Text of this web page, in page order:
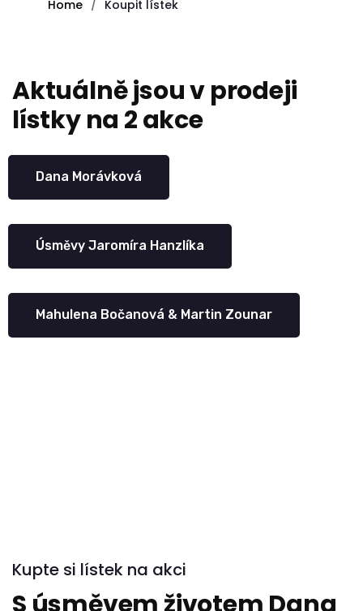
Home Koupit lístek
Aktuálně jsou v prodeji
lístky na 2 akce
Dana Morávková
Úsměvy Jaromíra Hanzlíka
Mahulena Bočanová & Martin Zounar
Kupte si lístek na akci